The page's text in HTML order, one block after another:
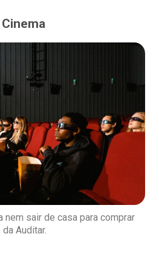
nem sair de casa para comprar
Auditar.